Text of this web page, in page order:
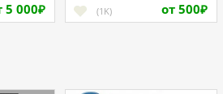
5 000₽ (1K) от 500₽